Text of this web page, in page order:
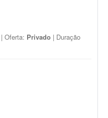
| Oferta: Privado | Duração